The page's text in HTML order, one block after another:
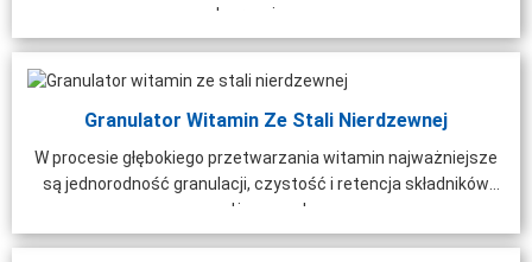
adsorpcyjnego, ...
Granulator Witamin Ze Stali Nierdzewnej
W procesie głębokiego przetwarzania witamin najważniejsze
są jednorodność granulacji, czystość i retencja składników
odżywczych.